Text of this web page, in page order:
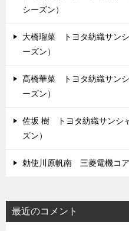
シーズン）
大橋瑠菜 トヨタ紡織サン
ーズン）
髙橋華菜 トヨタ紡織サン
ーズン）
佐坂 樹 トヨタ紡織サンシ
ズン）
勅使川原帆南 三菱電機コア
最近のコメント